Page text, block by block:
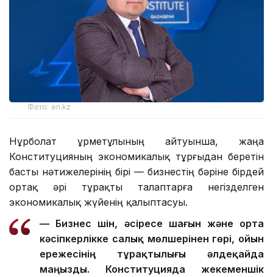
Фото: eri.kz
Нұрболат Құрметұлының айтуынша, жаңа
Конституцияның экономикалық тұрғыдан беретін
басты нәтижелерінің бірі — бизнестің бәріне бірдей
ортақ әрі тұрақты талаптарға негізделген
экономикалық жүйенің қалыптасуы.
— Бизнес үшін, әсіресе шағын және орта
кәсіпкерлікке салық мөлшерінен гөрі, ойын
ережесінің тұрақтылығы әлдеқайда
маңызды. Конституцияда жекеменшік